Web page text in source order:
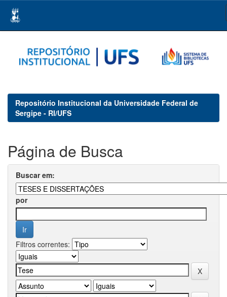
navigation
Repositório Institucional da Universidade Federal de
Sergipe - RI/UFS
Página de Busca
Buscar em:
por
Filtros correntes: